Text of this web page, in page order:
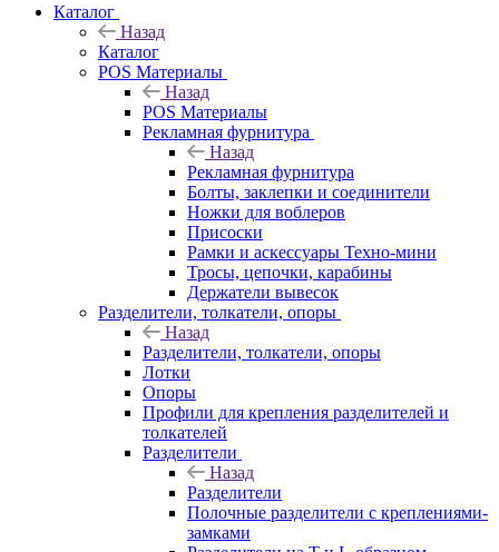
Каталог
Назад
Каталог
POS Материалы
Назад
POS Материалы
Рекламная фурнитура
Назад
Рекламная фурнитура
Болты, заклепки и соединители
Ножки для воблеров
Присоски
Рамки и аскессуары Техно-мини
Тросы, цепочки, карабины
Держатели вывесок
Разделители, толкатели, опоры
Назад
Разделители, толкатели, опоры
Лотки
Опоры
Профили для крепления разделителей и
толкателей
Разделители
Назад
Разделители
Полочные разделители с креплениями-
замками